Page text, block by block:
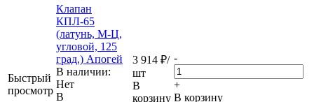
Быстрый
просмотр
Клапан
КПЛ-65
(латунь, М-Ц,
угловой, 125
град.) Апогей
В наличии:
Нет
В
3 914 ₽/
шт
В
корзину
-
+
В корзину